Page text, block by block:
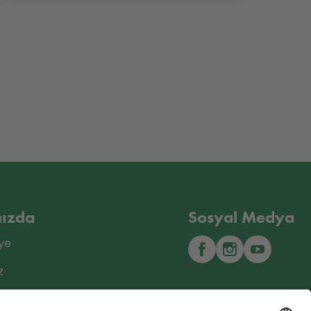
Sosyal Medya